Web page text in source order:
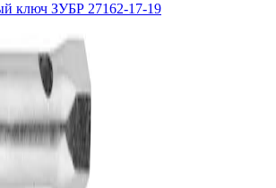
ключ ЗУБР 27162-17-19